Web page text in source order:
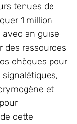
tenues de
1 million
avec en guise
des ressources
chèques pour
signalétiques,
et
cette